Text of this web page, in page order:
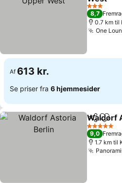
Se priser
3 Stjerner
8,7
0.7 km til
One
Af 613 kr.
Se priser fra 6 hjemmesider
Del Føj
Waldorf
5 Stjerner
9,0
1.7 km til